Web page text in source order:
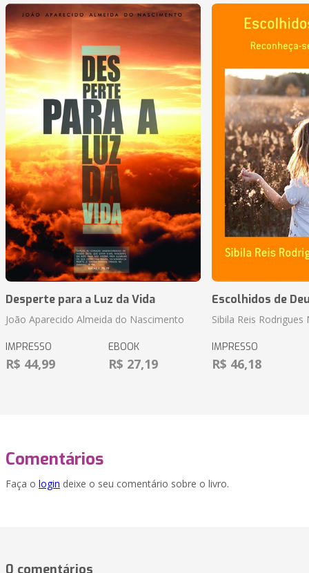
Desperte para a Luz da Vida
João Aparecido Almeida do Nascimento
IMPRESSO
R$ 44,99
EBOOK
R$ 27,19
Escolhidos de
Sibila Reis
IMPRESSO
R$ 46,18
Comentários
Faça o login deixe o seu comentário sobre o livro.